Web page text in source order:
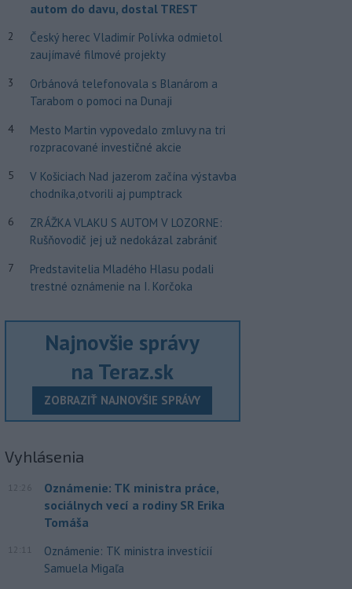
autom do davu, dostal TREST
2
Český herec Vladimír Polívka odmietol
zaujímavé filmové projekty
3
Orbánová telefonovala s Blanárom a
Tarabom o pomoci na Dunaji
4
Mesto Martin vypovedalo zmluvy na tri
rozpracované investičné akcie
5
V Košiciach Nad jazerom začína výstavba
chodníka,otvorili aj pumptrack
6
ZRÁŽKA VLAKU S AUTOM V LOZORNE:
Rušňovodič jej už nedokázal zabrániť
7
Predstavitelia Mladého Hlasu podali
trestné oznámenie na I. Korčoka
Najnovšie správy
na Teraz.sk
ZOBRAZIŤ NAJNOVŠIE SPRÁVY
Vyhlásenia
12:26
Oznámenie: TK ministra práce,
sociálnych vecí a rodiny SR Erika
Tomáša
12:11
Oznámenie: TK ministra investícií
Samuela Migaľa